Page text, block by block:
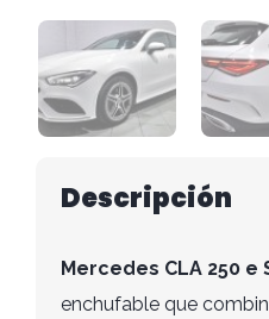
Descripción
Mercedes CLA 250 e
enchufable que